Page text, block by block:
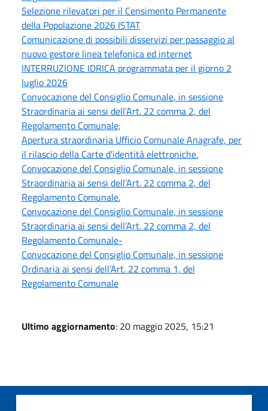
Selezione rilevatori per il Censimento Permanente
della Popolazione 2026 ISTAT
Comunicazione di possibili disservizi per passaggio al
nuovo gestore linea telefonica ed internet
INTERRUZIONE IDRICA programmata per il giorno 2
luglio 2026
Convocazione del Consiglio Comunale, in sessione
Straordinaria ai sensi dell’Art. 22 comma 2, del
Regolamento Comunale;
Apertura straordinaria Ufficio Comunale Anagrafe, per
il rilascio della Carte d'identità elettroniche.
Convocazione del Consiglio Comunale, in sessione
Straordinaria ai sensi dell’Art. 22 comma 2, del
Regolamento Comunale.
Convocazione del Consiglio Comunale, in sessione
Straordinaria ai sensi dell’Art. 22 comma 2, del
Regolamento Comunale-
Convocazione del Consiglio Comunale, in sessione
Ordinaria ai sensi dell’Art. 22 comma 1, del
Regolamento Comunale
Ultimo aggiornamento: 20 maggio 2025, 15:21